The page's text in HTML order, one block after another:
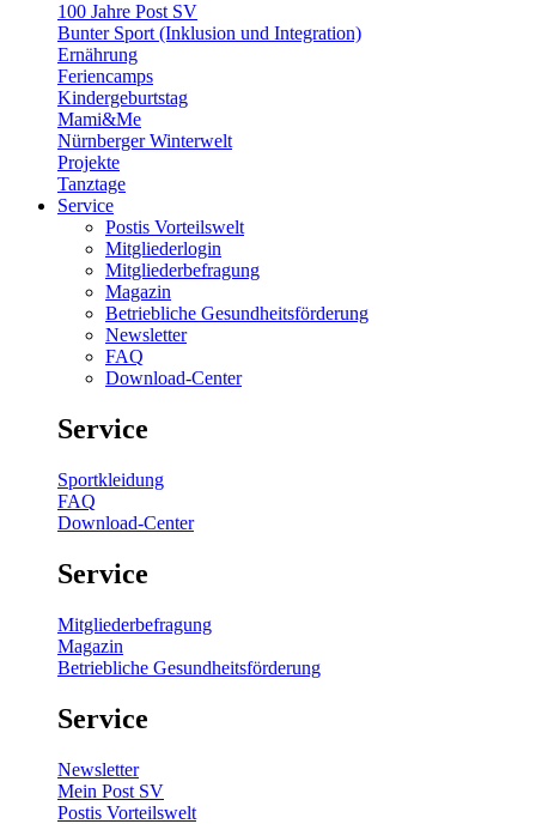
100 Jahre Post SV
Bunter Sport (Inklusion und Integration)
Ernährung
Feriencamps
Kindergeburtstag
Mami&Me
Nürnberger Winterwelt
Projekte
Tanztage
Service
Postis Vorteilswelt
Mitgliederlogin
Mitgliederbefragung
Magazin
Betriebliche Gesundheitsförderung
Newsletter
FAQ
Download-Center
Service
Sportkleidung
FAQ
Download-Center
Service
Mitgliederbefragung
Magazin
Betriebliche Gesundheitsförderung
Service
Newsletter
Mein Post SV
Postis Vorteilswelt